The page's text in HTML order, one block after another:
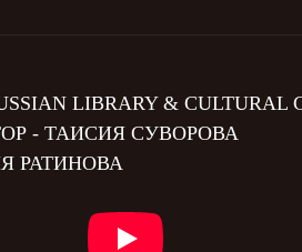
LIBRARY & CULTURAL
- ТАИСИЯ СУВОРОВА
РАТИНОВА